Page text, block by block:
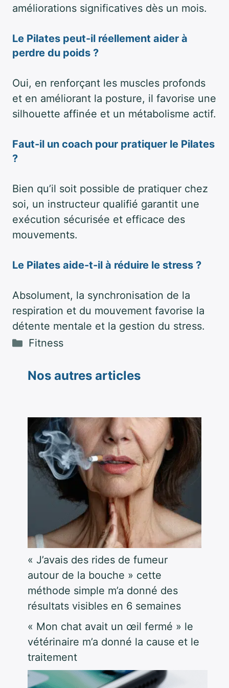
améliorations significatives dès un mois.
Le Pilates peut-il réellement aider à
perdre du poids ?
Oui, en renforçant les muscles profonds
et en améliorant la posture, il favorise une
silhouette affinée et un métabolisme actif.
Faut-il un coach pour pratiquer le Pilates
?
Bien qu’il soit possible de pratiquer chez
soi, un instructeur qualifié garantit une
exécution sécurisée et efficace des
mouvements.
Le Pilates aide-t-il à réduire le stress ?
Absolument, la synchronisation de la
respiration et du mouvement favorise la
détente mentale et la gestion du stress.
Catégories
Fitness
Nos autres articles
« J’avais des rides de fumeur
autour de la bouche » cette
méthode simple m’a donné des
résultats visibles en 6 semaines
« Mon chat avait un œil fermé » le
vétérinaire m’a donné la cause et le
traitement